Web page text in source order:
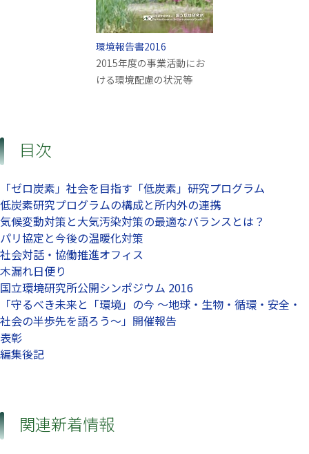
環境報告書2016
2015年度の事業活動にお
ける環境配慮の状況等
目次
「ゼロ炭素」社会を目指す「低炭素」研究プログラム
低炭素研究プログラムの構成と所内外の連携
気候変動対策と大気汚染対策の最適なバランスとは？
パリ協定と今後の温暖化対策
社会対話・協働推進オフィス
木漏れ日便り
国立環境研究所公開シンポジウム 2016
「守るべき未来と「環境」の今 ～地球・生物・循環・安全・
社会の半歩先を語ろう～」開催報告
表彰
編集後記
関連新着情報